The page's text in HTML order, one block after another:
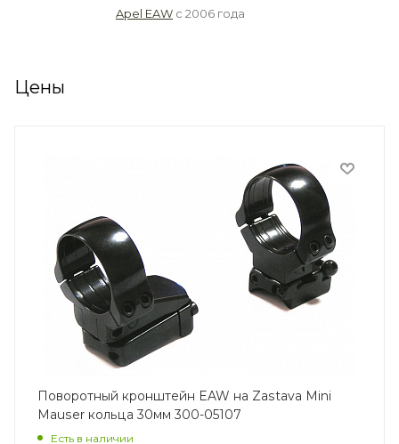
Apel EAW с 2006 года
Цены
Поворотный кронштейн EAW на Zastava Mini
Mauser кольца 30мм 300-05107
Есть в наличии